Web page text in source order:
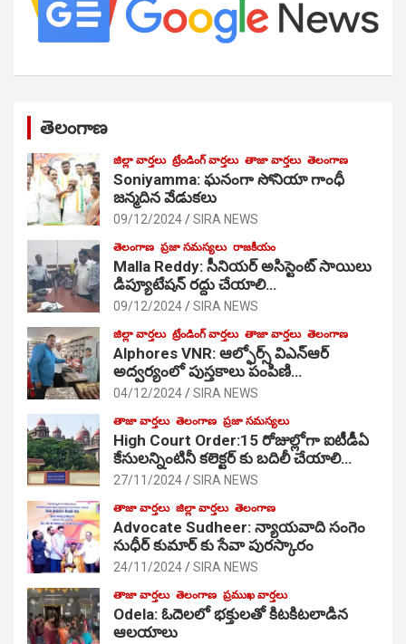
తెలంగాణ
జిల్లా వార్తలు ట్రేండింగ్ వార్తలు తాజా వార్తలు తెలంగాణ
Soniyamma: ఘ‌నంగా సోనియా గాంధీ
జ‌న్మ‌దిన వేడుక‌లు
09/12/2024 SIRA NEWS
తెలంగాణ ప్రజా సమస్యలు రాజకీయం
Malla Reddy: సీనియర్ అసిస్టెంట్ సాయిలు
డిప్యూటేషన్ రద్దు చేయాలి…
09/12/2024 SIRA NEWS
జిల్లా వార్తలు ట్రేండింగ్ వార్తలు తాజా వార్తలు తెలంగాణ
Alphores VNR: ఆల్ఫోర్స్ విఎన్ఆర్
అద్వర్యంలో పుస్తకాలు పంపిణి…
04/12/2024 SIRA NEWS
తాజా వార్తలు తెలంగాణ ప్రజా సమస్యలు
High Court Order:15 రోజుల్లోగా ఐటీడీఏ
కేసులన్నింటినీ కలెక్టర్ కు బదిలీ చేయాలి…
27/11/2024 SIRA NEWS
తాజా వార్తలు జిల్లా వార్తలు తెలంగాణ
Advocate Sudheer: న్యాయవాది సంగెం
సుధీర్ కుమార్ కు సేవా పురస్కారం
24/11/2024 SIRA NEWS
తాజా వార్తలు తెలంగాణ ప్రముఖ వార్తలు
Odela: ఓదెల‌లో భక్తులతో కిటకిటలాడిన
ఆల‌యాలు